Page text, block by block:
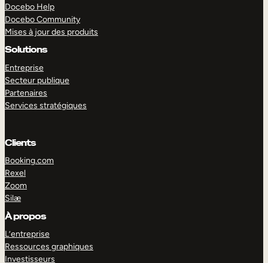
Docebo Help
Docebo Community
Mises à jour des produits
Solutions
Entreprise
Secteur publique
Partenaires
Services stratégiques
Clients
Booking.com
Rexel
Zoom
Silæ
À propos
L’entreprise
Ressources graphiques
Investisseurs